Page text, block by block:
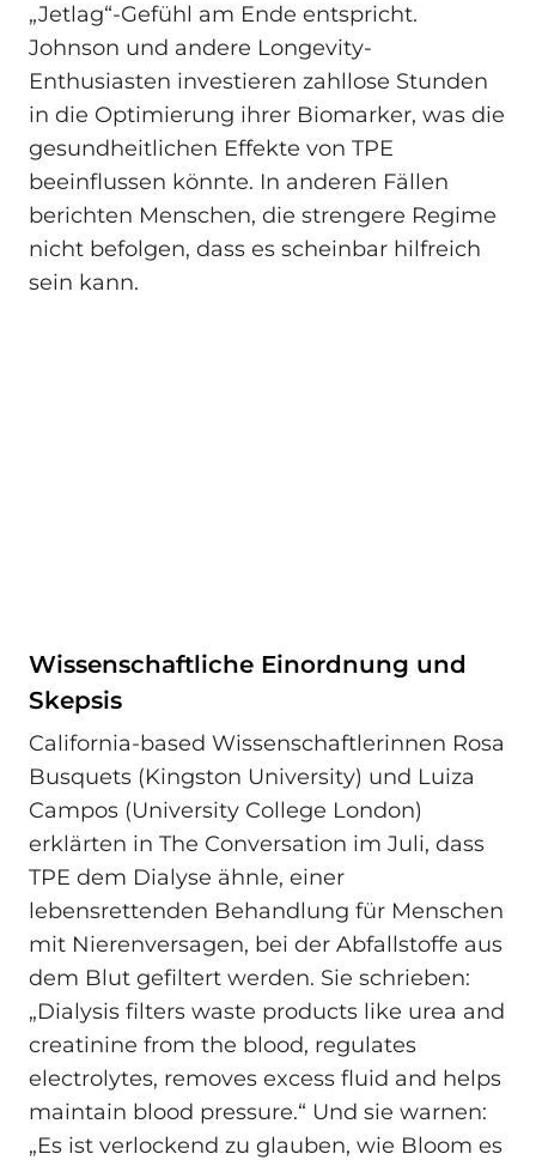
„Jetlag“-Gefühl am Ende entspricht.
Johnson und andere Longevity-
Enthusiasten investieren zahllose Stunden
in die Optimierung ihrer Biomarker, was die
gesundheitlichen Effekte von TPE
beeinflussen könnte. In anderen Fällen
berichten Menschen, die strengere Regime
nicht befolgen, dass es scheinbar hilfreich
sein kann.
Wissenschaftliche Einordnung und
Skepsis
California-based Wissenschaftlerinnen Rosa
Busquets (Kingston University) und Luiza
Campos (University College London)
erklärten in The Conversation im Juli, dass
TPE dem Dialyse ähnle, einer
lebensrettenden Behandlung für Menschen
mit Nierenversagen, bei der Abfallstoffe aus
dem Blut gefiltert werden. Sie schrieben:
„Dialysis filters waste products like urea and
creatinine from the blood, regulates
electrolytes, removes excess fluid and helps
maintain blood pressure.“ Und sie warnen:
„Es ist verlockend zu glauben, wie Bloom es